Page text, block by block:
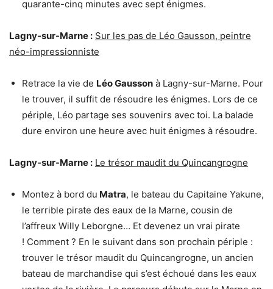
quarante-cinq minutes avec sept énigmes.
Lagny-sur-Marne : Sur les pas de Léo Gausson, peintre
néo-impressionniste
Retrace la vie de Léo Gausson à Lagny-sur-Marne. Pour
le trouver, il suffit de résoudre les énigmes. Lors de ce
périple, Léo partage ses souvenirs avec toi. La balade
dure environ une heure avec huit énigmes à résoudre.
Lagny-sur-Marne : Le trésor maudit du Quincangrogne
Montez à bord du Matra, le bateau du Capitaine Yakune,
le terrible pirate des eaux de la Marne, cousin de
l’affreux Willy Leborgne… Et devenez un vrai pirate
! Comment ? En le suivant dans son prochain périple :
trouver le trésor maudit du Quincangrogne, un ancien
bateau de marchandise qui s’est échoué dans les eaux